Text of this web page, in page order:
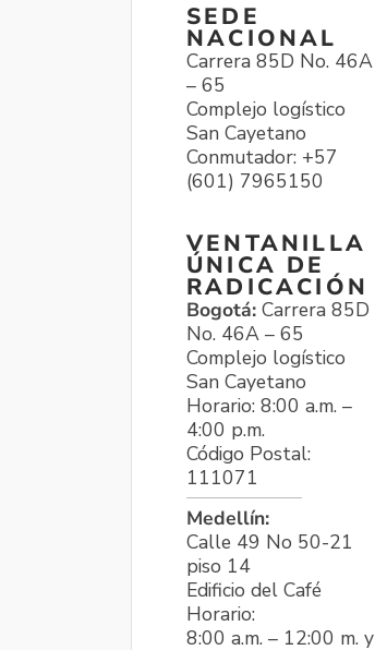
SEDE
NACIONAL
Carrera 85D No. 46A
– 65
Complejo logístico
San Cayetano
Conmutador: +57
(601) 7965150
VENTANILLA
ÚNICA DE
RADICACIÓN
Bogotá: Carrera 85D
No. 46A – 65
Complejo logístico
San Cayetano
Horario: 8:00 a.m. –
4:00 p.m.
Código Postal:
111071
Medellín:
Calle 49 No 50-21
piso 14
Edificio del Café
Horario:
8:00 a.m. – 12:00 m. y